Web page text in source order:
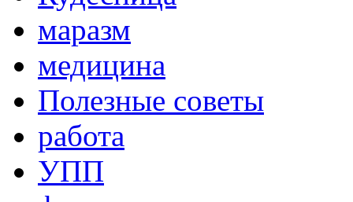
маразм
медицина
Полезные советы
работа
УПП